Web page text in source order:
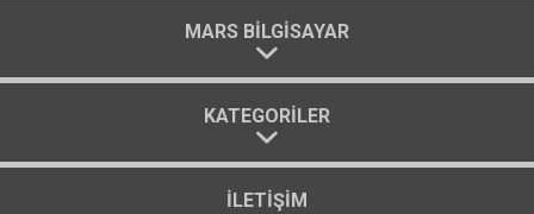
MARS BILGISAYAR
KATEGORILER
İLETIŞIM